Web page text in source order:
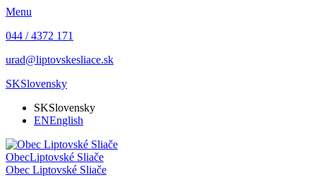
Menu
044 / 4372 171
urad@liptovskesliace.sk
SKSlovensky
SKSlovensky
ENEnglish
ObecLiptovské Sliače
Obec Liptovské Sliače